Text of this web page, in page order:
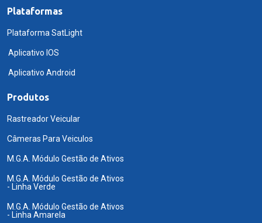
Plataformas
Plataforma SatLight
Aplicativo IOS
Aplicativo Android
Produtos
Rastreador Veicular
Câmeras Para Veiculos
M.G.A. Módulo Gestão de Ativos
M.G.A. Módulo Gestão de Ativos
- Linha Verde
M.G.A. Módulo Gestão de Ativos
- Linha Amarela